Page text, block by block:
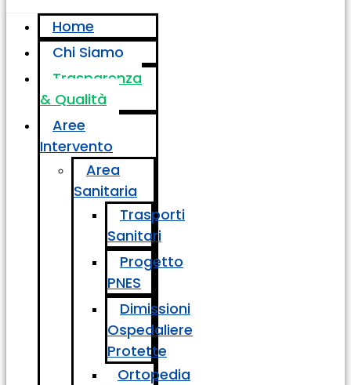
Home
Chi Siamo
Trasparenza
& Qualità
Aree
Intervento
Area
Sanitaria
Trasporti
Sanitari
Progetto
PNES
Dimissioni
Ospedaliere
Protette
Ortopedia